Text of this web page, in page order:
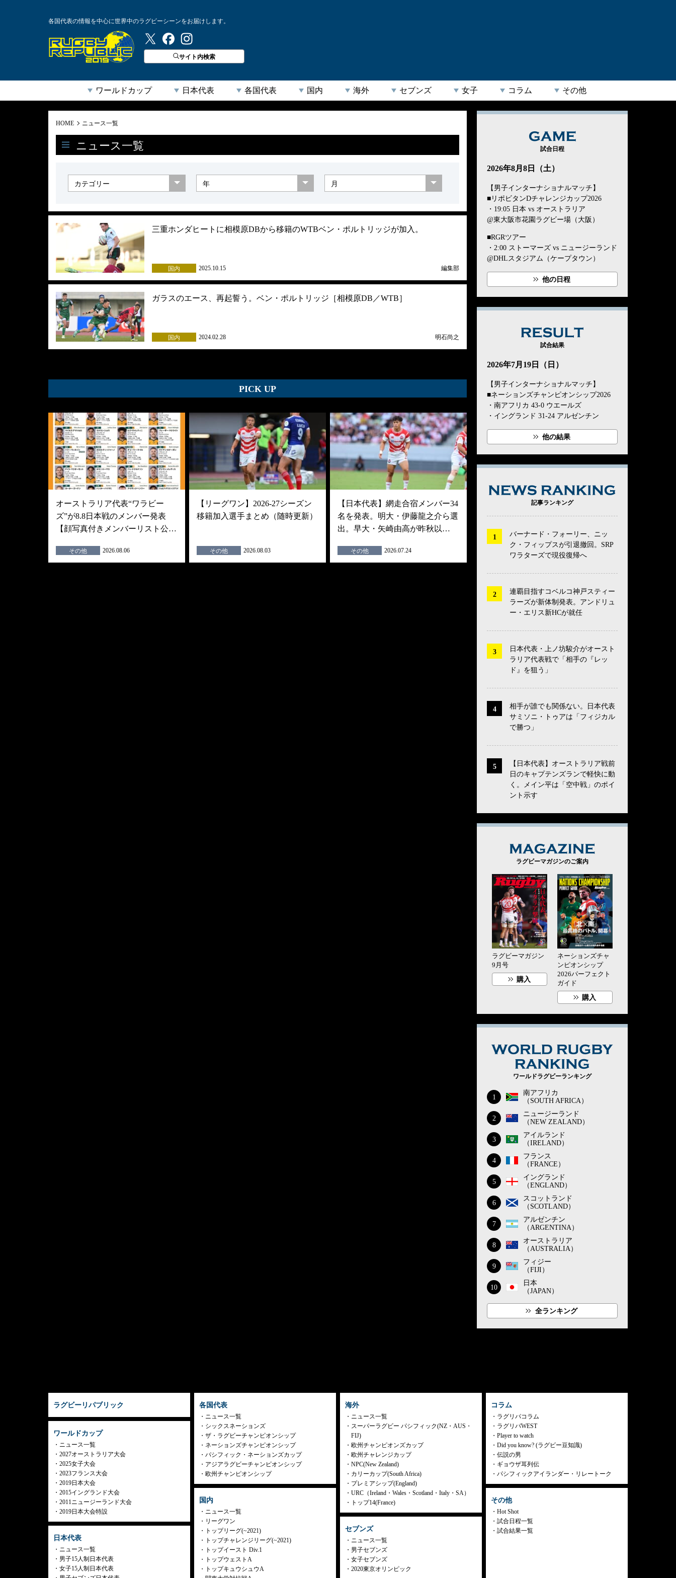
各国代表の情報を中心に世界中のラグビーシーンをお届けします。
ラグビーリパブリック
サイト内検索
ワールドカップ 日本代表 各国代表 国内 海外 セブンズ 女子 コラム その他
HOME ニュース一覧
ニュース一覧
三重ホンダヒートに相模原DBから移籍のWTBベン・ポルトリッジが加入。
国内 2025.10.15 編集部
ガラスのエース、再起誓う。ベン・ポルトリッジ［相模原DB／WTB］
国内 2024.02.28 明石尚之
PICK UP
オーストラリア代表“ワラビー
ズ”が8.8日本戦のメンバー発表
【顔写真付きメンバーリスト公…
その他 2026.08.06
【リーグワン】2026-27シーズン
移籍加入選手まとめ（随時更新）
その他 2026.08.03
【日本代表】網走合宿メンバー34
名を発表。明大・伊藤龍之介ら選
出。早大・矢崎由高が昨秋以…
その他 2026.07.24
GAME
試合日程
2026年8月8日（土）
【男子インターナショナルマッチ】
■リポビタンDチャレンジカップ2026
・19:05 日本 vs オーストラリア
@東大阪市花園ラグビー場（大阪）
■RGRツアー
・2:00 ストーマーズ vs ニュージーランド
@DHLスタジアム（ケープタウン）
他の日程
試合結果
2026年7月19日（日）
【男子インターナショナルマッチ】
■ネーションズチャンピオンシップ2026
・南アフリカ 43-0 ウエールズ
・イングランド 31-24 アルゼンチン
他の結果
記事ランキング
バーナード・フォーリー、ニッ
ク・フィップスが引退撤回。SRP
ワラターズで現役復帰へ
連覇目指すコベルコ神戸スティー
ラーズが新体制発表。アンドリュ
ー・エリス新HCが就任
日本代表・上ノ坊駿介がオースト
ラリア代表戦で「相手の『レッ
ド』を狙う」
相手が誰でも関係ない。日本代表
サミソニ・トゥアは「フィジカル
で勝つ」
【日本代表】オーストラリア戦前
日のキャプテンズランで軽快に動
く。メイン平は「空中戦」のポイ
ント示す
ラグビーマガジンのご案内
ラグビーマガジン
9月号
購入
ネーションズチャ
ンピオンシップ
2026パーフェクト
ガイド
購入
ワールドラグビーランキング
1
南アフリカ
（SOUTH AFRICA）
2
ニュージーランド
（NEW ZEALAND）
3
アイルランド
（IRELAND）
4
フランス
（FRANCE）
5
イングランド
（ENGLAND）
6
スコットランド
（SCOTLAND）
7
アルゼンチン
（ARGENTINA）
8
オーストラリア
（AUSTRALIA）
9
フィジー
（FIJI）
10
日本
（JAPAN）
全ランキング
ラグビーリパブリック
ワールドカップ
ニュース一覧
2027オーストラリア大会
2025女子大会
2023フランス大会
2019日本大会
2015イングランド大会
2011ニュージーランド大会
2019日本大会特設
日本代表
ニュース一覧
男子15人制日本代表
女子15人制日本代表
各国代表
ニュース一覧
シックスネーションズ
ザ・ラグビーチャンピオンシップ
ネーションズチャンピオンシップ
パシフィック・ネーションズカップ
アジアラグビーチャンピオンシップ
欧州チャンピオンシップ
国内
ニュース一覧
リーグワン
トップリーグ(~2021)
トップチャレンジリーグ(~2021)
トップイースト Div.1
トップウェストA
トップキュウシュウA
海外
ニュース一覧
スーパーラグビー パシフィック(NZ・AUS・
FIJ)
欧州チャンピオンズカップ
欧州チャレンジカップ
NPC(New Zealand)
カリーカップ(South Africa)
プレミアシップ(England)
URC（Ireland・Wales・Scotland・Italy・SA）
トップ14(France)
セブンズ
ニュース一覧
男子セブンズ
女子セブンズ
2020東京オリンピック
コラム
ラグリパコラム
ラグリパWEST
Player to watch
Did you know? (ラグビー豆知識)
伝説の男
ギョウザ耳列伝
パシフィックアイランダー・リレートーク
その他
Hot Shot
試合日程一覧
試合結果一覧